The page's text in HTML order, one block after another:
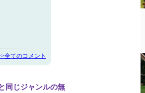
全てのコメント
同じジャンルの無